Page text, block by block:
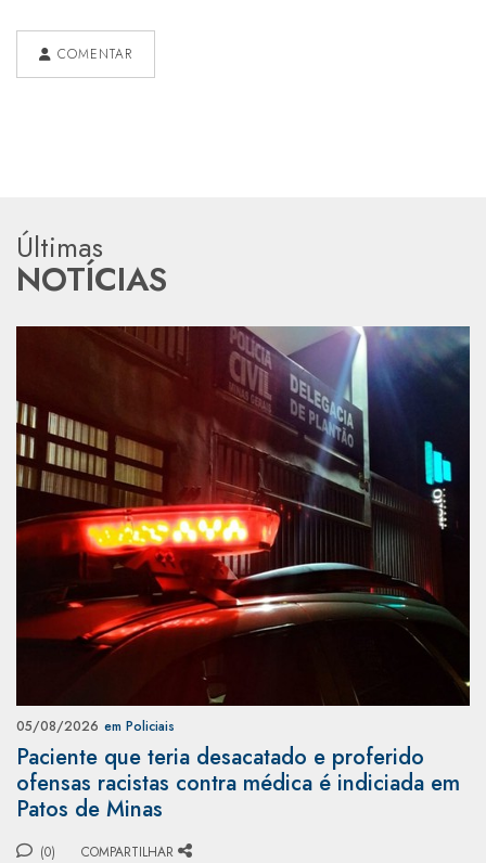
COMENTAR
Últimas
NOTÍCIAS
05/08/2026 em Policiais
Paciente que teria desacatado e proferido
ofensas racistas contra médica é indiciada em
Patos de Minas
(0) COMPARTILHAR